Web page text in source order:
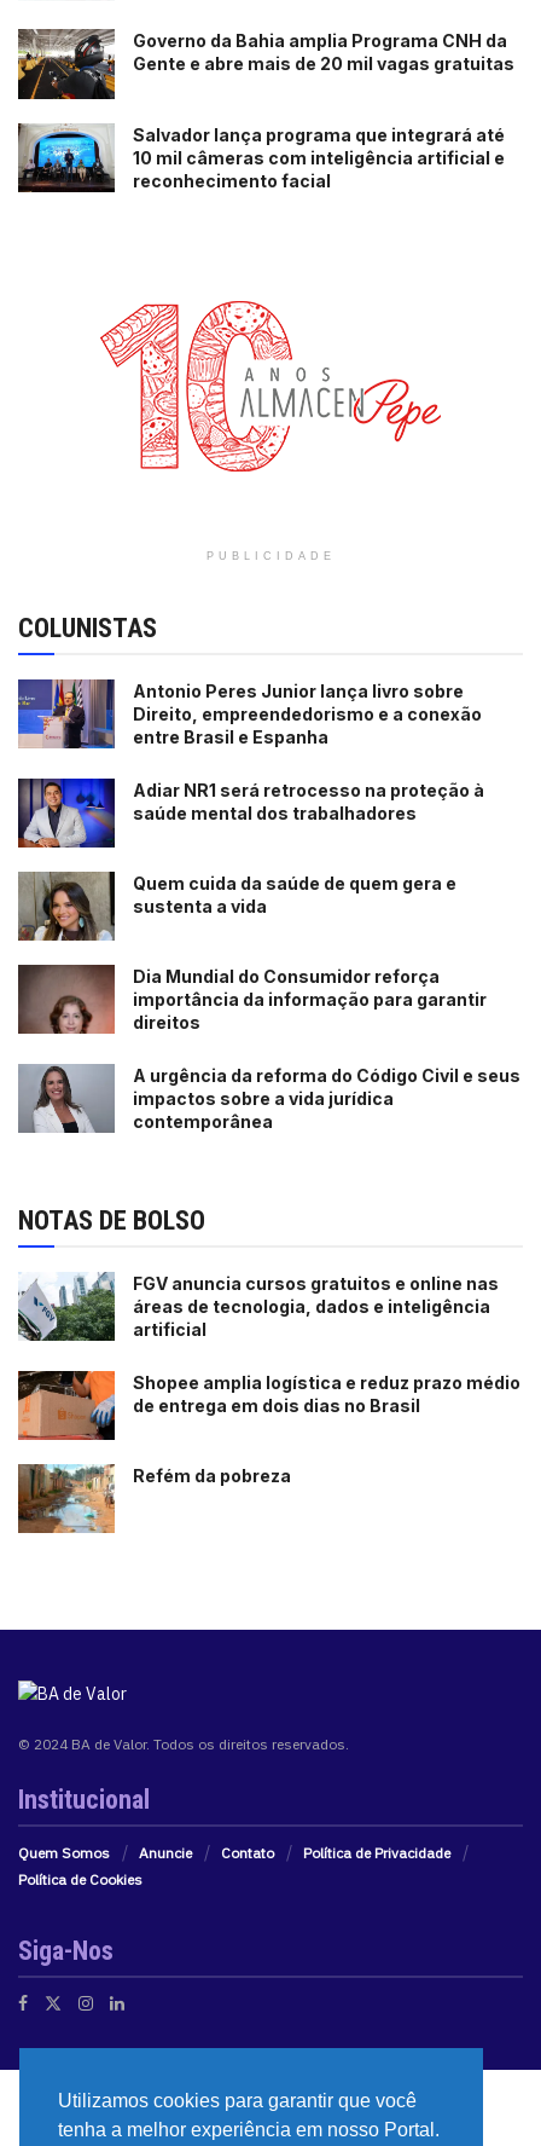
Governo da Bahia amplia Programa CNH da
Gente e abre mais de 20 mil vagas gratuitas
Salvador lança programa que integrará até
10 mil câmeras com inteligência artificial e
reconhecimento facial
PUBLICIDADE
COLUNISTAS
Antonio Peres Junior lança livro sobre
Direito, empreendedorismo e a conexão
entre Brasil e Espanha
Adiar NR1 será retrocesso na proteção à
saúde mental dos trabalhadores
Quem cuida da saúde de quem gera e
sustenta a vida
Dia Mundial do Consumidor reforça
importância da informação para garantir
direitos
A urgência da reforma do Código Civil e seus
impactos sobre a vida jurídica
contemporânea
NOTAS DE BOLSO
FGV anuncia cursos gratuitos e online nas
áreas de tecnologia, dados e inteligência
artificial
Shopee amplia logística e reduz prazo médio
de entrega em dois dias no Brasil
Refém da pobreza
© 2024 BA de Valor. Todos os direitos reservados.
Institucional
Quem Somos Anuncie Contato
Política de Privacidade
Política de Cookies
Siga-Nos
Utilizamos cookies para garantir que você
tenha a melhor experiência em nosso Portal.